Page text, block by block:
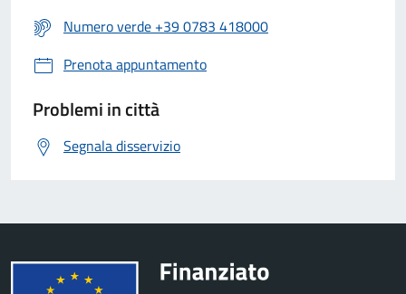
Numero verde +39 0783 418000
Prenota appuntamento
Problemi in città
Segnala disservizio